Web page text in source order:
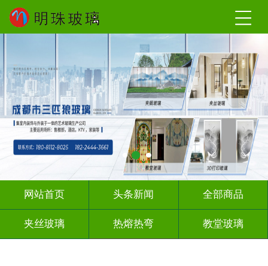
网站首页 头条新闻 全部商品
夹丝玻璃 热熔热弯 教堂玻璃